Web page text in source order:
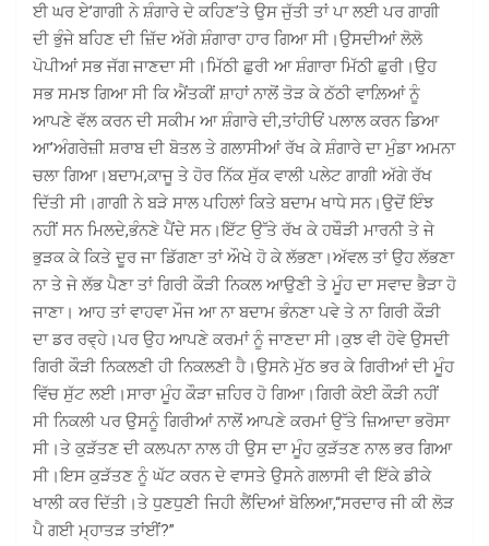
ਈ ਘਰ ਏ’ਗਾਗੀ ਨੇ ਸ਼ੰਗਾਰੇ ਦੇ ਕਹਿਣ’ਤੇ ਉਸ ਜੁੱਤੀ ਤਾਂ ਪਾ ਲਈ ਪਰ ਗਾਗੀ
ਦੀ ਭੁੰਜੇ ਬਹਿਣ ਦੀ ਜ਼ਿੱਦ ਅੱਗੇ ਸ਼ੰਗਾਰਾ ਹਾਰ ਗਿਆ ਸੀ।ਉਸਦੀਆਂ ਲੋਲੋ
ਪੋਪੀਆਂ ਸਭ ਜੱਗ ਜਾਣਦਾ ਸੀ।ਮਿੱਠੀ ਛੁਰੀ ਆ ਸ਼ੰਗਾਰਾ ਮਿੱਠੀ ਛੁਰੀ।ਉਹ
ਸਭ ਸਮਝ ਗਿਆ ਸੀ ਕਿ ਐਂਤਕੀਂ ਸ਼ਾਹਾਂ ਨਾਲੋਂ ਤੋੜ ਕੇ ਠੱਠੀ ਵਾਲ਼ਿਆਂ ਨੂੰ
ਆਪਣੇ ਵੱਲ ਕਰਨ ਦੀ ਸਕੀਮ ਆ ਸ਼ੰਗਾਰੇ ਦੀ,ਤਾਂਹੀਓਂ ਪਲਾਲ ਕਰਨ ਡਿਆ
ਆ’ਅੰਗਰੇਜ਼ੀ ਸ਼ਰਾਬ ਦੀ ਬੋਤਲ ਤੇ ਗਲਾਸੀਆਂ ਰੱਖ ਕੇ ਸ਼ੰਗਾਰੇ ਦਾ ਮੁੰਡਾ ਅਮਨਾ
ਚਲਾ ਗਿਆ।ਬਦਾਮ,ਕਾਜੂ ਤੇ ਹੋਰ ਨਿੱਕ ਸੁੱਕ ਵਾਲੀ ਪਲੇਟ ਗਾਗੀ ਅੱਗੇ ਰੱਖ
ਦਿੱਤੀ ਸੀ।ਗਾਗੀ ਨੇ ਬੜੇ ਸਾਲ ਪਹਿਲਾਂ ਕਿਤੇ ਬਦਾਮ ਖਾਧੇ ਸਨ।ਉਦੋਂ ਇੰਝ
ਨਹੀਂ ਸਨ ਮਿਲਦੇ,ਭੰਨਣੇ ਪੈਂਦੇ ਸਨ।ਇੱਟ ਉੱਤੇ ਰੱਖ ਕੇ ਹਥੌੜੀ ਮਾਰਨੀ ਤੇ ਜੇ
ਭੁੜਕ ਕੇ ਕਿਤੇ ਦੂਰ ਜਾ ਡਿੱਗਣਾ ਤਾਂ ਔਖੇ ਹੋ ਕੇ ਲੱਭਣਾ।ਅੱਵਲ ਤਾਂ ਉਹ ਲੱਭਣਾ
ਨਾ ਤੇ ਜੇ ਲੱਭ ਪੈਣਾ ਤਾਂ ਗਿਰੀ ਕੌੜੀ ਨਿਕਲ ਆਉਣੀ ਤੇ ਮੂੰਹ ਦਾ ਸਵਾਦ ਭੈੜਾ ਹੋ
ਜਾਣਾ। ਆਹ ਤਾਂ ਵਾਹਵਾ ਮੌਜ ਆ ਨਾ ਬਦਾਮ ਭੰਨਣਾ ਪਵੇ ਤੇ ਨਾ ਗਿਰੀ ਕੌੜੀ
ਦਾ ਡਰ ਰਵ੍ਹੇ।ਪਰ ਉਹ ਆਪਣੇ ਕਰਮਾਂ ਨੂੰ ਜਾਣਦਾ ਸੀ।ਕੁਝ ਵੀ ਹੋਵੇ ਉਸਦੀ
ਗਿਰੀ ਕੌੜੀ ਨਿਕਲਣੀ ਹੀ ਨਿਕਲਣੀ ਹੈ।ਉਸਨੇ ਮੁੱਠ ਭਰ ਕੇ ਗਿਰੀਆਂ ਦੀ ਮੂੰਹ
ਵਿੱਚ ਸੁੱਟ ਲਈ।ਸਾਰਾ ਮੂੰਹ ਕੌੜਾ ਜ਼ਹਿਰ ਹੋ ਗਿਆ।ਗਿਰੀ ਕੋਈ ਕੌੜੀ ਨਹੀਂ
ਸੀ ਨਿਕਲੀ ਪਰ ਉਸਨੂੰ ਗਿਰੀਆਂ ਨਾਲੋਂ ਆਪਣੇ ਕਰਮਾਂ ਉੱਤੇ ਜ਼ਿਆਦਾ ਭਰੋਸਾ
ਸੀ।ਤੇ ਕੁੜੱਤਣ ਦੀ ਕਲਪਨਾ ਨਾਲ ਹੀ ਉਸ ਦਾ ਮੂੰਹ ਕੁੜੱਤਣ ਨਾਲ ਭਰ ਗਿਆ
ਸੀ।ਇਸ ਕੁੜੱਤਣ ਨੂੰ ਘੱਟ ਕਰਨ ਦੇ ਵਾਸਤੇ ਉਸਨੇ ਗਲਾਸੀ ਵੀ ਇੱਕੇ ਡੀਕੇ
ਖਾਲੀ ਕਰ ਦਿੱਤੀ।ਤੇ ਧੁਣਧੁਣੀ ਜਿਹੀ ਲੈਂਦਿਆਂ ਬੋਲਿਆ,“ਸਰਦਾਰ ਜੀ ਕੀ ਲੋੜ
ਪੈ ਗਈ ਮ੍ਹਾਤੜ ਤਾਂਈਂ?”